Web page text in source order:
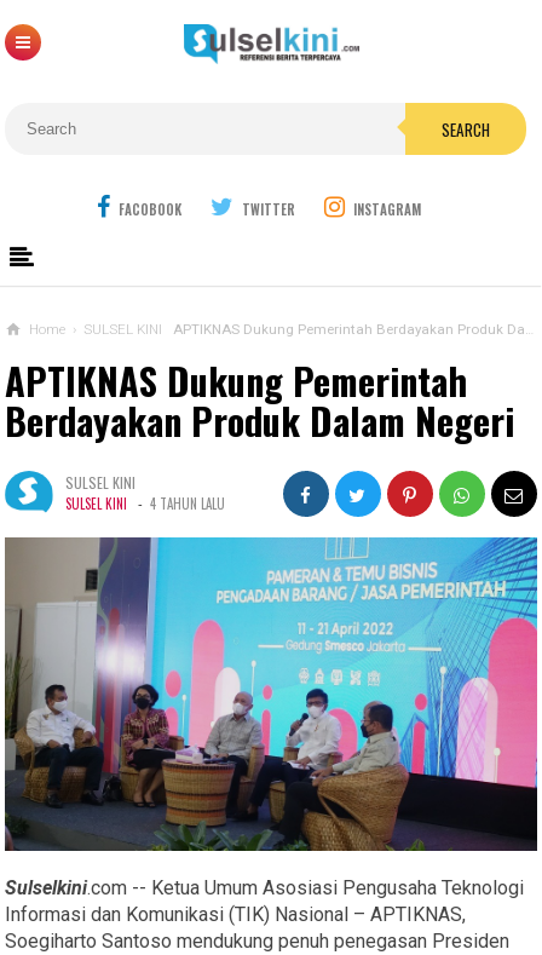
SEARCH
FACOBOOK TWITTER INSTAGRAM
Home › SULSEL KINI APTIKNAS Dukung Pemerintah Berdayakan Produk Dalam Negeri
APTIKNAS Dukung Pemerintah
Berdayakan Produk Dalam Negeri
SULSEL KINI
SULSEL KINI - 4 TAHUN LALU
Sulselkini.com -- Ketua Umum Asosiasi Pengusaha Teknologi
Informasi dan Komunikasi (TIK) Nasional – APTIKNAS,
Soegiharto Santoso mendukung penuh penegasan Presiden